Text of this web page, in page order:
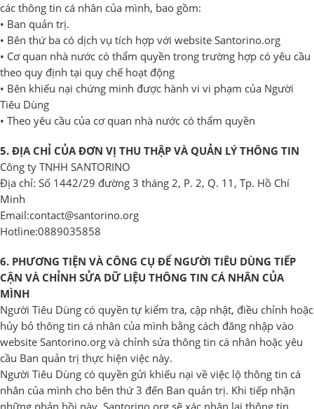
các thông tin cá nhân của mình, bao gồm:
• Ban quản trị.
• Bên thứ ba có dịch vụ tích hợp với website Santorino.org
• Cơ quan nhà nước có thẩm quyền trong trường hợp có yêu cầu
theo quy định tại quy chế hoạt động
• Bên khiếu nại chứng minh được hành vi vi phạm của Người
Tiêu Dùng
• Theo yêu cầu của cơ quan nhà nước có thẩm quyền
5. ĐỊA CHỈ CỦA ĐƠN VỊ THU THẬP VÀ QUẢN LÝ THÔNG TIN
Công ty TNHH SANTORINO
Địa chỉ: Số 1442/29 đường 3 tháng 2, P. 2, Q. 11, Tp. Hồ Chí
Minh
Email:contact@santorino.org
Hotline:0889035858
6. PHƯƠNG TIỆN VÀ CÔNG CỤ ĐỂ NGƯỜI TIÊU DÙNG TIẾP
CẬN VÀ CHỈNH SỬA DỮ LIỆU THÔNG TIN CÁ NHÂN CỦA
MÌNH
Người Tiêu Dùng có quyền tự kiểm tra, cập nhật, điều chỉnh hoặc
hủy bỏ thông tin cá nhân của mình bằng cách đăng nhập vào
website Santorino.org và chỉnh sửa thông tin cá nhân hoặc yêu
cầu Ban quản trị thực hiện việc này.
Người Tiêu Dùng có quyền gửi khiếu nại về việc lộ thông tin cá
nhân của mình cho bên thứ 3 đến Ban quản trị. Khi tiếp nhận